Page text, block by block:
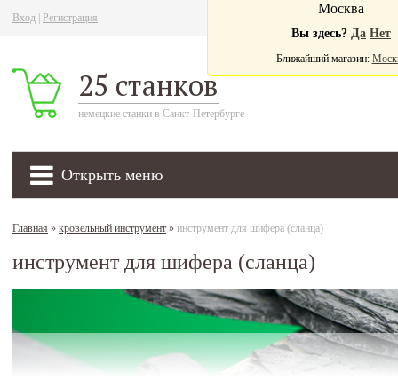
Вход Регистрация
25 станков
немецкие станки в Санкт-Петербурге
Открыть меню
Москва
Вы здесь? Да Нет
Ближайший магазин:
Главная » кровельный инструмент » инструмент для шифера (сланца)
инструмент для шифера (сланца)